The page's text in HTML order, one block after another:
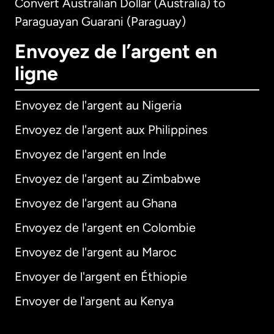
Convert Australian Dollar (Australia) to
Paraguayan Guarani (Paraguay)
Envoyez de l’argent en
ligne
Envoyez de l'argent au Nigeria
Envoyez de l'argent aux Philippines
Envoyez de l'argent en Inde
Envoyez de l'argent au Zimbabwe
Envoyez de l'argent au Ghana
Envoyez de l'argent en Colombie
Envoyez de l'argent au Maroc
Envoyer de l'argent en Éthiopie
Envoyer de l'argent au Kenya